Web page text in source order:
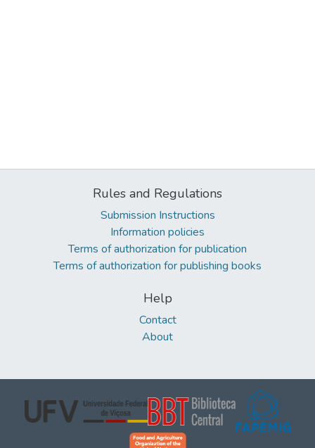
Rules and Regulations
Submission Instructions
Information policies
Terms of authorization for publication
Terms of authorization for publishing books
Help
Contact
About